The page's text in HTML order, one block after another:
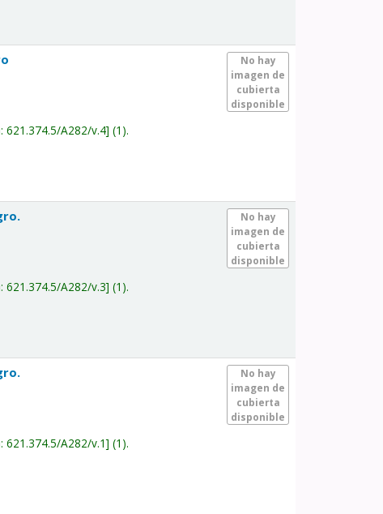
No hay
imagen de
cubierta
disponible
621.374.5/A282/v.4 (1).
No hay
imagen de
cubierta
disponible
621.374.5/A282/v.3 (1).
No hay
imagen de
cubierta
disponible
621.374.5/A282/v.1 (1).